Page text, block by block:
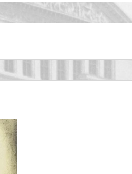
Pan Marimba
Pan Marimba
Pan Marimba